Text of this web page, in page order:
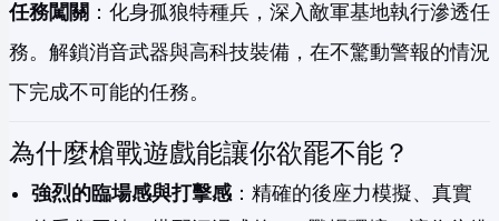
任務闖關 ：化身孤狼特種兵，深入敵軍基地執行滲透任
務。解鎖消音武器與高科技裝備，在不驚動警報的情況
下完成不可能的任務。
為什麼槍戰遊戲能讓你欲罷不能？
強烈的臨場感與打擊感：精確的後座力模擬、真實